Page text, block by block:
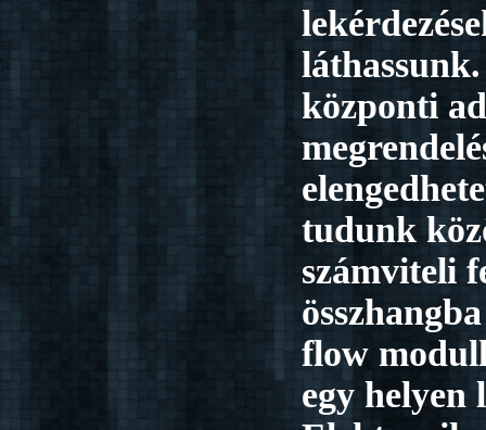
központi
tudunk
számviteli
flow
egy